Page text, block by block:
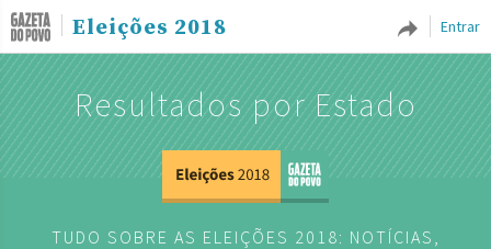
Entrar
Eleições 2018
Resultados por Estado
TUDO SOBRE AS ELEIÇÕES 2018: NOTÍCIAS,